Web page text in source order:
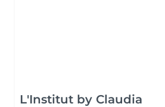
L'Institut by Claudia